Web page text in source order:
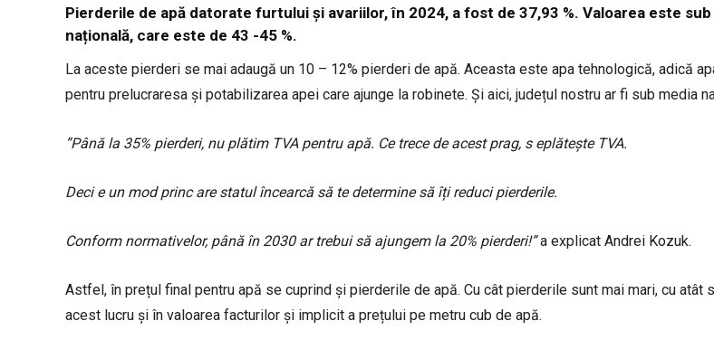
Pierderile de apă datorate furtului și avariilor, în 2024, a fost de 37,93 %. Valoarea este
națională, care este de 43 -45 %.
La aceste pierderi se mai adaugă un 10 – 12% pierderi de apă. Aceasta este apa tehnologică, adică
pentru prelucraresa și potabilizarea apei care ajunge la robinete. Și aici, județul nostru ar fi sub media
”Până la 35% pierderi, nu plătim TVA pentru apă. Ce trece de acest prag, s eplătește TVA.
Deci e un mod princ are statul încearcă să te determine să îți reduci pierderile.
Conform normativelor, până în 2030 ar trebui să ajungem la 20% pierderi!”a explicat Andrei Kozuk.
Astfel, în prețul final pentru apă se cuprind și pierderile de apă. Cu cât pierderile sunt mai mari, cu atât
acest lucru și în valoarea facturilor și implicit a prețului pe metru cub de apă.